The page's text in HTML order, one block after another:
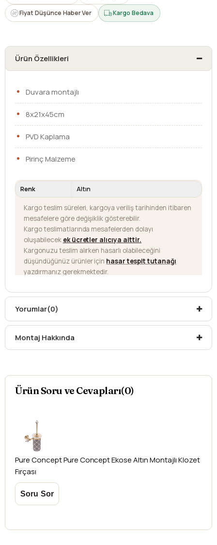
Fiyat Düşünce Haber Ver Kargo Bedava
Ürün Özellikleri
Duvara montajlı
8x21x45cm
PVD Kaplama
Pirinç Malzeme
Renk Altın
Kargo teslim süreleri, kargoya veriliş tarihinden itibaren
mesafelere göre değişiklik gösterebilir.
Kargo teslimatlarında mesafelerden dolayı
oluşabilecek ek ücretler alıcıya aittir.
Kargonuzu teslim alırken hasarlı olabileceğini
düşündüğünüz ürünler için hasar tespit tutanağı
yazdırmanız gerekmektedir.
yapılamamaktadır.
Yorumlar(0)
Montaj Hakkında
Ürün Soru ve Cevapları(0)
Pure ConceptPure Concept Ekose Altın Montajlı Klozet
Fırçası